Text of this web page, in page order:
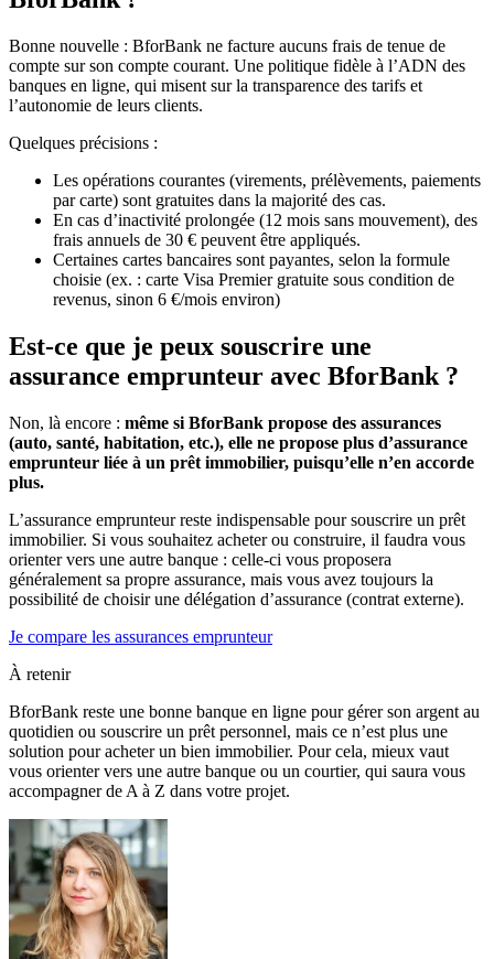
Bonne nouvelle : BforBank ne facture aucuns frais de tenue de
compte sur son compte courant. Une politique fidèle à l’ADN des
banques en ligne, qui misent sur la transparence des tarifs et
l’autonomie de leurs clients.
Quelques précisions :
Les opérations courantes (virements, prélèvements, paiements
par carte) sont gratuites dans la majorité des cas.
En cas d’inactivité prolongée (12 mois sans mouvement), des
frais annuels de 30 € peuvent être appliqués.
Certaines cartes bancaires sont payantes, selon la formule
choisie (ex. : carte Visa Premier gratuite sous condition de
revenus, sinon 6 €/mois environ)
Est‑ce que je peux souscrire une
assurance emprunteur avec BforBank ?
Non, là encore : même si BforBank propose des assurances
(auto, santé, habitation, etc.), elle ne propose plus d’assurance
emprunteur liée à un prêt immobilier, puisqu’elle n’en accorde
plus.
L’assurance emprunteur reste indispensable pour souscrire un prêt
immobilier. Si vous souhaitez acheter ou construire, il faudra vous
orienter vers une autre banque : celle-ci vous proposera
généralement sa propre assurance, mais vous avez toujours la
possibilité de choisir une délégation d’assurance (contrat externe).
Je compare les assurances emprunteur
À retenir
BforBank reste une bonne banque en ligne pour gérer son argent au
quotidien ou souscrire un prêt personnel, mais ce n’est plus une
solution pour acheter un bien immobilier. Pour cela, mieux vaut
vous orienter vers une autre banque ou un courtier, qui saura vous
accompagner de A à Z dans votre projet.